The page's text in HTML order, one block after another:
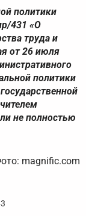
политики
431 «О
труда и
от 26 июля
политики
не полностью
magnific.com